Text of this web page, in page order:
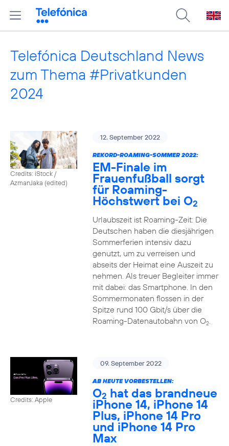
Telefónica Deutschland News
zum Thema #Privatkunden
2024
Credits: iStock /
AzmanJaka (edited)
12. September 2022
REKORD-ROAMING-SOMMER 2022:
EM-Finale im
Frauenfußball sorgt
für Roaming-
Höchstwert bei O2
Urlaubszeit ist Roaming-Zeit: Die
Deutschen haben die diesjährigen
Sommerferien intensiv dazu
genutzt, um zu verreisen und
abseits der Heimat eine Auszeit zu
nehmen. Als treuer Begleiter immer
mit dabei: das Smartphone. In den
Sommermonaten flossen in der
Spitze rund 100 Gbit/s über die
Roaming-Datenautobahn von O2.
Credits: Apple
09. September 2022
AB HEUTE VORBESTELLEN:
O2 hat das brandneue
iPhone 14, iPhone 14
Plus, iPhone 14 Pro
und iPhone 14 Pro
Max